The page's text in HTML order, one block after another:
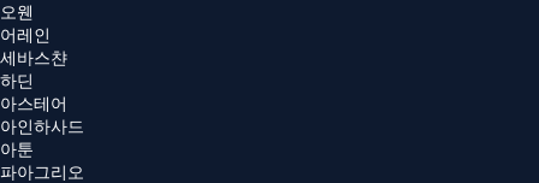
오웬
어레인
세바스챤
하딘
아스테어
아인하사드
아툰
파아그리오